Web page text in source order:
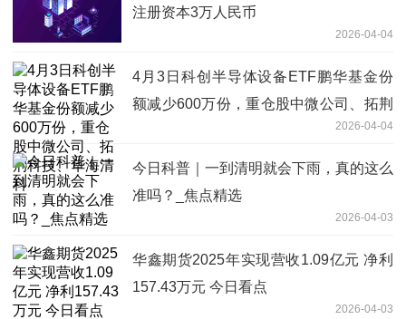
注册资本3万人民币
2026-04-04
4月3日科创半导体设备ETF鹏华基金份
额减少600万份，重仓股中微公司、拓荆
2026-04-04
今日科普｜一到清明就会下雨，真的这么
准吗？_焦点精选
2026-04-03
华鑫期货2025年实现营收1.09亿元 净利
157.43万元 今日看点
2026-04-03